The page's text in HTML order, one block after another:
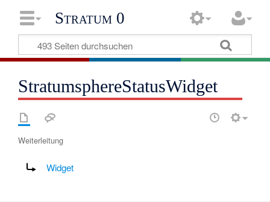
Stratum 0
StratumsphereStatusWidget
Weiterleitung
Weiterleitung nach:
Widget